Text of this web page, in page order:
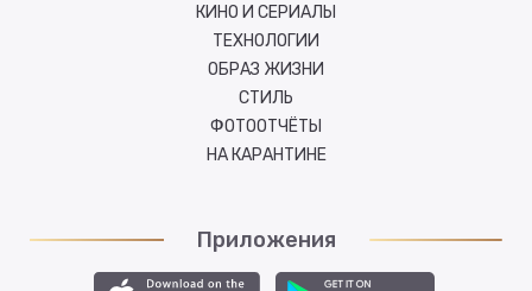
КИНО И СЕРИАЛЫ
ТЕХНОЛОГИИ
ОБРАЗ ЖИЗНИ
СТИЛЬ
ФОТООТЧЁТЫ
НА КАРАНТИНЕ
Приложения